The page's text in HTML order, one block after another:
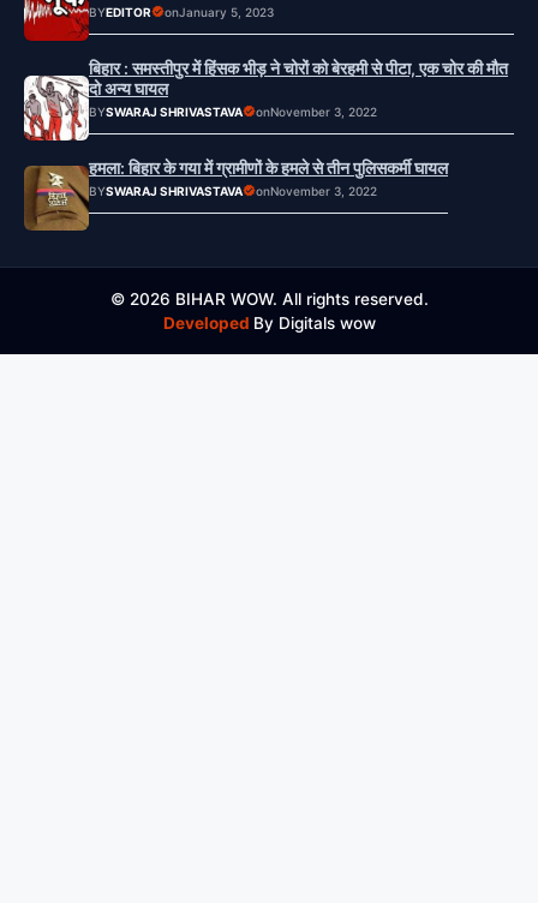
BYEDITOR onJanuary 5, 2023
बिहार : समस्तीपुर में हिंसक भीड़ ने चोरों को बेरहमी से पीटा, एक चोर की मौत
दो अन्य घायल
BYSWARAJ SHRIVASTAVA onNovember 3, 2022
हमला: बिहार के गया में ग्रामीणों के हमले से तीन पुलिसकर्मी घायल
BYSWARAJ SHRIVASTAVA onNovember 3, 2022
© 2026 BIHAR WOW. All rights reserved.
Developed By Digitals wow